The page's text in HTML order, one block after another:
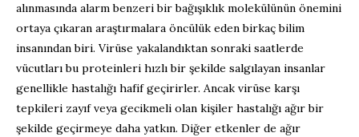
alınmasında alarm benzeri bir bağışıklık molekülünün önemini
ortaya çıkaran araştırmalara öncülük eden birkaç bilim
insanından biri. Virüse yakalandıktan sonraki saatlerde
vücutları bu proteinleri hızlı bir şekilde salgılayan insanlar
genellikle hastalığı hafif geçirirler. Ancak virüse karşı
tepkileri zayıf veya gecikmeli olan kişiler hastalığı ağır bir
şekilde geçirmeye daha yatkın. Diğer etkenler de ağır